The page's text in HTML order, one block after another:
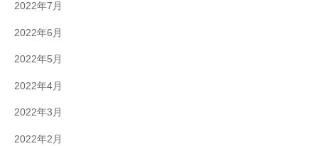
2022年7月
2022年6月
2022年5月
2022年4月
2022年3月
2022年2月